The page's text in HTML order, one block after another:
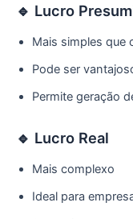
🔹 Lucro
Mais simples que
Pode ser
Permite geração
🔹 Lucro Real
Mais complexo
Ideal para